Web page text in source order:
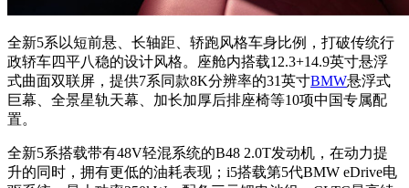
全新5系以短前悬、长轴距、轿跑风格车身比例，打破传统行
政轿车四平八稳的设计风格。座舱内搭载12.3+14.9英寸悬浮
式曲面双联屏，提供7系同款8K分辨率的31英寸BMW悬浮式
巨幕、全景星轨天幕、加长加厚后排座椅等10项中国专属配
置。
全新5系搭载带有48V轻混系统的B48 2.0T发动机，在动力提
升的同时，拥有更低的油耗表现；i5搭载第5代BMW eDrive电